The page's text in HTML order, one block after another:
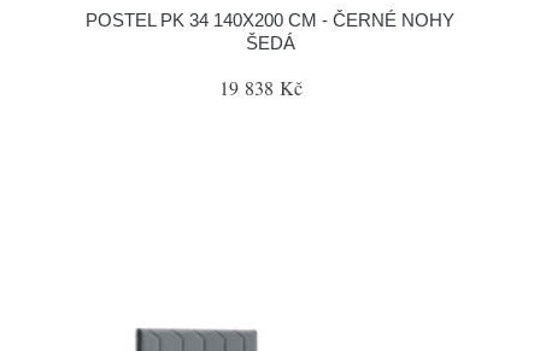
POSTEL PK 34 140X200 CM - ČERNÉ NOHY
ŠEDÁ
19 838 Kč